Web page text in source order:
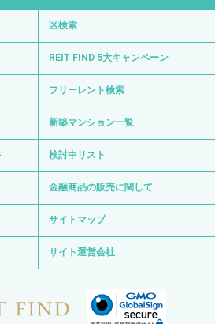
区検索
REIT FIND 5大キャンペーン
フリーレント検索
新築マンション一覧
検討中リスト
金融商品の販売に関して
サイトマップ
サイト運営会社